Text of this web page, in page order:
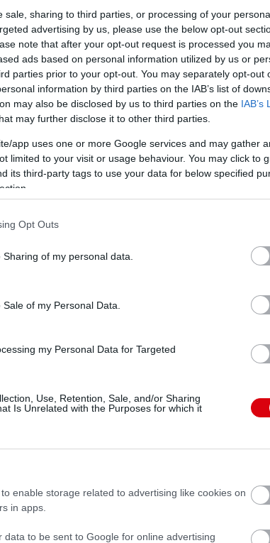
sale, sharing to third parties, or processing of your
advertising by us, please use the below opt-out
note that after your opt-out request is processed you
ads based on personal information utilized by us or
parties prior to your opt-out. You may separately opt-out
information by third parties on the IAB’s list of
may also be disclosed by us to third parties on the IAB’s
may further disclose it to other third parties.
app uses one or more Google services and may gather
limited to your visit or usage behaviour. You may click to
its third-party tags to use your data for below specified
Opt Outs
of my personal data.
of my Personal Data.
my Personal Data for Targeted
Use, Retention, Sale, and/or Sharing
Is Unrelated with the Purposes for which it
enable storage related to advertising like cookies on
in apps.
data to be sent to Google for online advertising
Az elsõ félidõben még csak-
eltûnt.5
is több feladat hárult, emiatt pedig
Kicsit mintha meg is fáradt volna a
a társak, de õ amit lehetett, azt a
egy veszélyes helyzete is. A második
sok mozgás, kevés hatás a
nem volt hiány, de nem tudta
véleményén alapul. Ha nem értesz
a hozzászólást moderálni, vagy